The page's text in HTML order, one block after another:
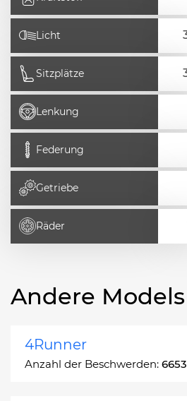
Licht
Sitzplätze
Lenkung
Federung
Getriebe
Räder
Andere Models
4Runner
Anzahl der Beschwerden: 6653